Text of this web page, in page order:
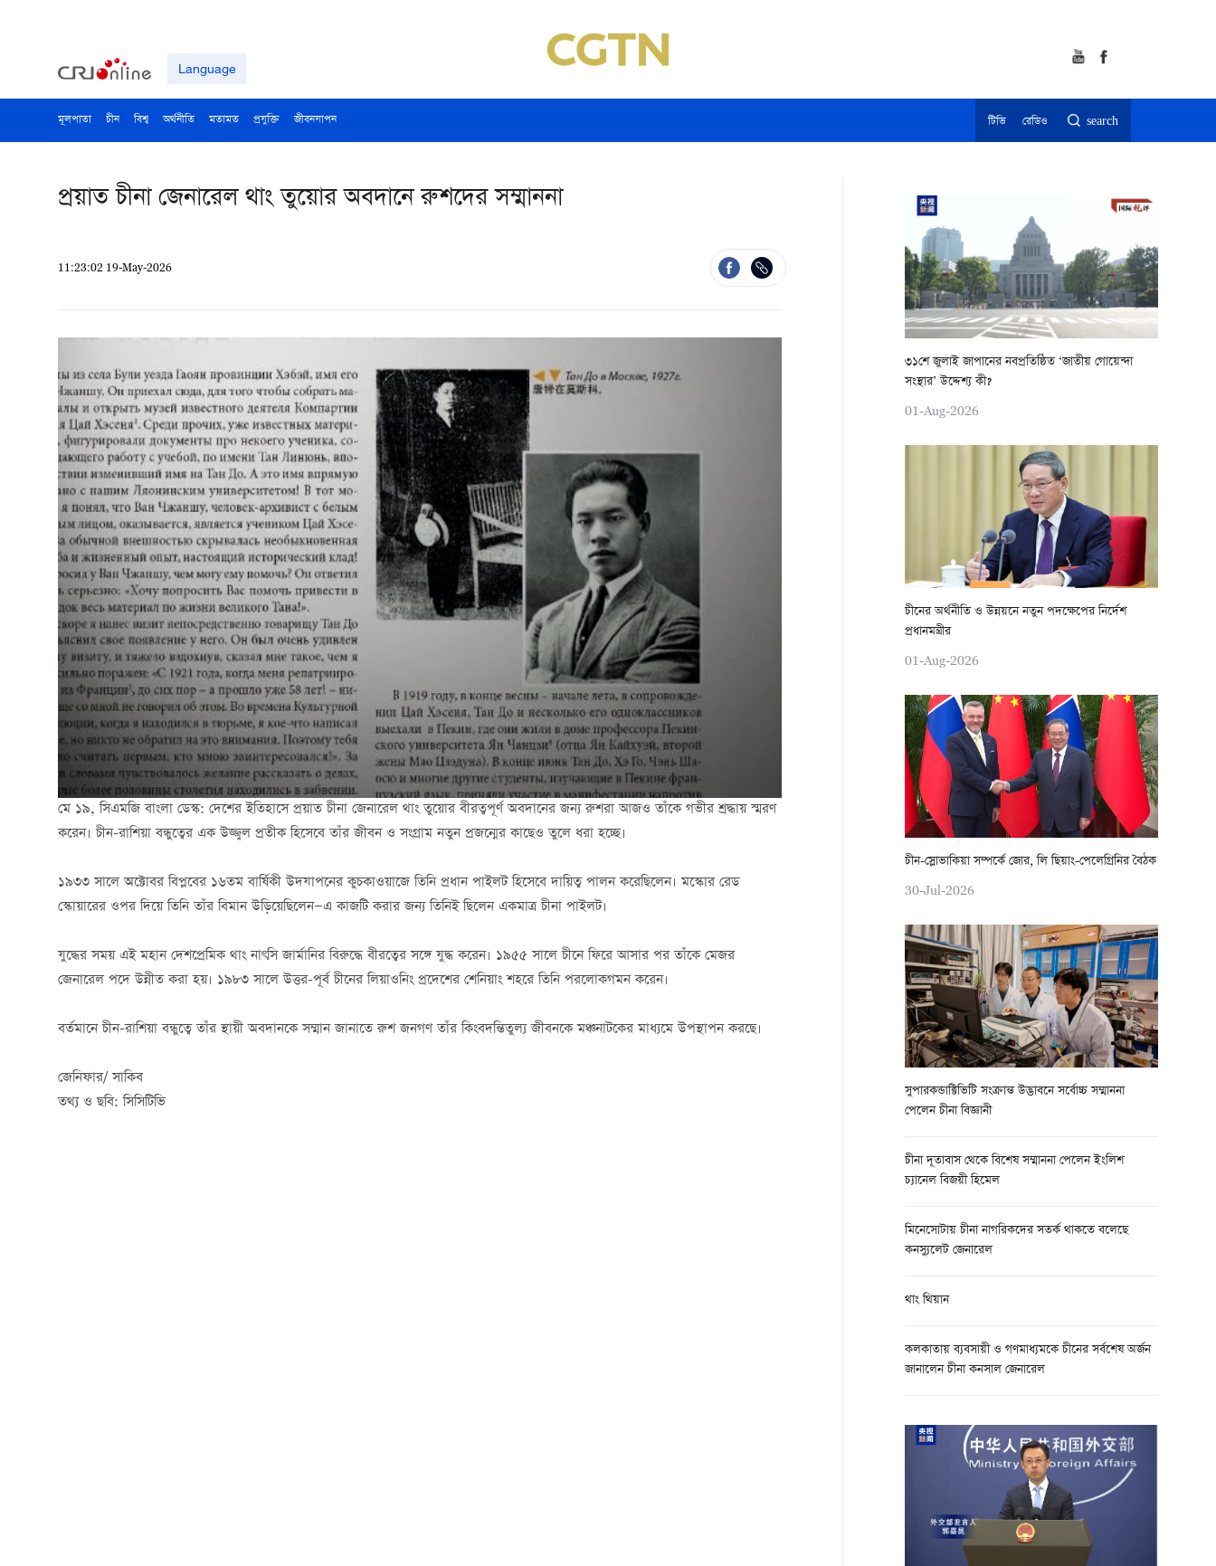
Language
মূলপাতা চীন বিশ্ব অর্থনীতি মতামত প্রযুক্তি জীবনযাপন টিভি রেডিও search
প্রয়াত চীনা জেনারেল থাং তুয়োর অবদানে রুশদের সম্মাননা
11:23:02 19-May-2026
মে ১৯, সিএমজি বাংলা ডেস্ক: দেশের ইতিহাসে প্রয়াত চীনা জেনারেল থাং তুয়োর বীরত্বপূর্ণ অবদানের জন্য রুশরা আজও তাঁকে গভীর শ্রদ্ধায় স্মরণ
করেন। চীন-রাশিয়া বন্ধুত্বের এক উজ্জ্বল প্রতীক হিসেবে তাঁর জীবন ও সংগ্রাম নতুন প্রজন্মের কাছেও তুলে ধরা হচ্ছে।
১৯৩৩ সালে অক্টোবর বিপ্লবের ১৬তম বার্ষিকী উদযাপনের কুচকাওয়াজে তিনি প্রধান পাইলট হিসেবে দায়িত্ব পালন করেছিলেন। মস্কোর রেড
স্কোয়ারের ওপর দিয়ে তিনি তাঁর বিমান উড়িয়েছিলেন—এ কাজটি করার জন্য তিনিই ছিলেন একমাত্র চীনা পাইলট।
যুদ্ধের সময় এই মহান দেশপ্রেমিক থাং নাৎসি জার্মানির বিরুদ্ধে বীরত্বের সঙ্গে যুদ্ধ করেন। ১৯৫৫ সালে চীনে ফিরে আসার পর তাঁকে মেজর
জেনারেল পদে উন্নীত করা হয়। ১৯৮৩ সালে উত্তর-পূর্ব চীনের লিয়াওনিং প্রদেশের শেনিয়াং শহরে তিনি পরলোকগমন করেন।
বর্তমানে চীন-রাশিয়া বন্ধুত্বে তাঁর স্থায়ী অবদানকে সম্মান জানাতে রুশ জনগণ তাঁর কিংবদন্তিতুল্য জীবনকে মঞ্চনাটকের মাধ্যমে উপস্থাপন করছে।
জেনিফার/ সাকিব
তথ্য ও ছবি: সিসিটিভি
৩১শে জুলাই জাপানের নবপ্রতিষ্ঠিত ‘জাতীয় গোয়েন্দা
সংস্থার’ উদ্দেশ্য কী?
01-Aug-2026
চীনের অর্থনীতি ও উন্নয়নে নতুন পদক্ষেপের নির্দেশ
প্রধানমন্ত্রীর
01-Aug-2026
চীন-স্লোভাকিয়া সম্পর্কে জোর, লি ছিয়াং-পেলেগ্রিনির বৈঠক
30-Jul-2026
সুপারকন্ডাক্টিভিটি সংক্রান্ত উদ্ভাবনে সর্বোচ্চ সম্মাননা
পেলেন চীনা বিজ্ঞানী
চীনা দূতাবাস থেকে বিশেষ সম্মাননা পেলেন ইংলিশ
চ্যানেল বিজয়ী হিমেল
মিনেসোটায় চীনা নাগরিকদের সতর্ক থাকতে বলেছে
কনস্যুলেট জেনারেল
থাং থিয়ান
কলকাতায় ব্যবসায়ী ও গণমাধ্যমকে চীনের সর্বশেষ অর্জন
জানালেন চীনা কনসাল জেনারেল